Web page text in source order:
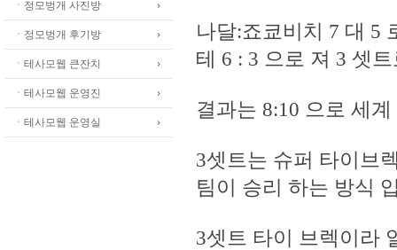
ㆍ정모벙개 사진방
ㆍ정모벙개 후기방
ㆍ테사모웹 큰잔치
ㆍ테사모웹 운영진
ㆍ테사모웹 운영실
나달:죠쿄비치 7 대 5
테 6 : 3 으로 져 3 셋
결과는 8:10 으로 세
3셋트는 슈퍼 타이브
팀이 승리 하는 방식
3셋트 타이 브렉이라